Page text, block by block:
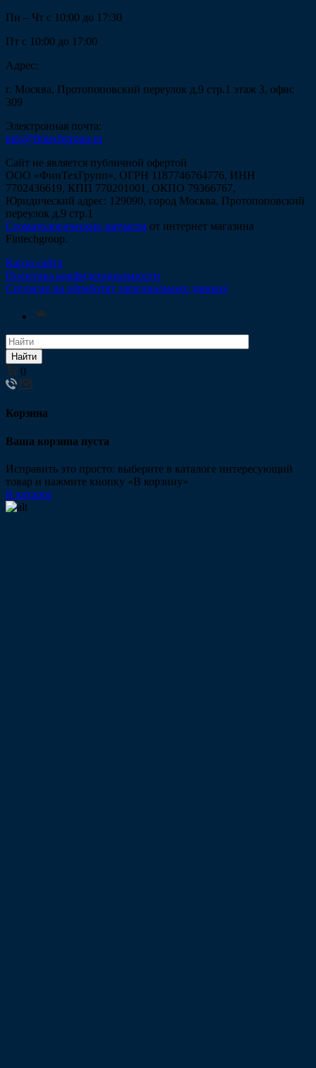
Пн – Чт с 10:00 до 17:30
Пт с 10:00 до 17:00
Адрес:
г. Москва, Протопоповский переулок д.9 стр.1 этаж 3, офис
309
Электронная почта:
info@fintechgroup.ru
Сайт не является публичной офертой
ООО «ФинТехГрупп», ОГРН 1187746764776, ИНН
7702436619, КПП 770201001, ОКПО 79366767,
Юридический адрес: 129090, город Москва, Протопоповский
переулок д.9 стр.1
Стоматологические запчасти от интернет магазина
Fintechgroup.
Карта сайта
Политика конфиденциальности
Согласие на обработку персональных данных
Найти
0
Корзина
Ваша корзина пуста
Исправить это просто: выберите в каталоге интересующий
товар и нажмите кнопку «В корзину»
В каталог